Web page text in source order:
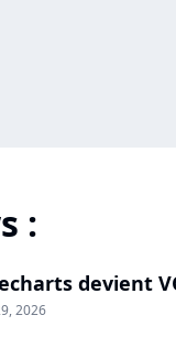
:
devient
2026